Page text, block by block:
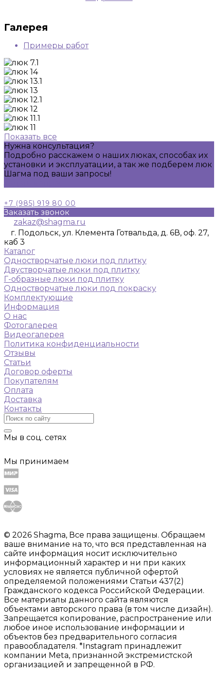
Галерея
Примеры работ
Показать все
Нужна консультация?
Подробно расскажем о наших люках, способах их
установки и эксплуатации, а так же подберем люк
Шагма под ваши запросы!
+7 (985) 919 80 00
Заказать звонок
zakaz@shagma.ru
г. Подольск, ул. Клемента Готвальда, д. 6В, оф. 27,
каб 3
Каталог
Одностворчатые люки под плитку
Двустворчатые люки под плитку
Г-образные люки под плитку
Одностворчатые люки под покраску
Комплектующие
Информация
О нас
Фотогалерея
Видеогалерея
Политика конфиденциальности
Отзывы
Статьи
Договор оферты
Покупателям
Оплата
Доставка
Контакты
Мы в соц. сетях
Мы принимаем
© 2026 Shagma, Все права защищены. Обращаем
ваше внимание на то, что вся представленная на
сайте информация носит исключительно
информационный характер и ни при каких
условиях не является публичной офертой
определяемой положениями Статьи 437(2)
Гражданского кодекса Российской Федерации.
Все материалы данного сайта являются
объектами авторского права (в том числе дизайн).
Запрещается копирование, распространение или
любое иное использование информации и
объектов без предварительного согласия
правообладателя. *Instagram принадлежит
компании Meta, признанной экстремистской
организацией и запрещенной в РФ.